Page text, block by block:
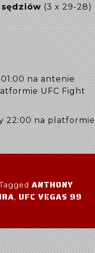
(3 x 29-28)
na antenie
UFC Fight
22:00 na platformie
ANTHONY
, UFC VEGAS 99